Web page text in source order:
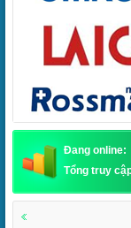
Đang online:
Tổng truy